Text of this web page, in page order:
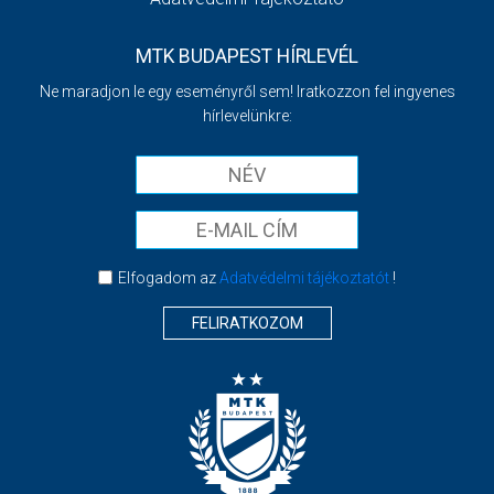
MTK BUDAPEST HÍRLEVÉL
Ne maradjon le egy eseményről sem! Iratkozzon fel ingyenes
hírlevelünkre:
Elfogadom azAdatvédelmi tájékoztatót!
FELIRATKOZOM